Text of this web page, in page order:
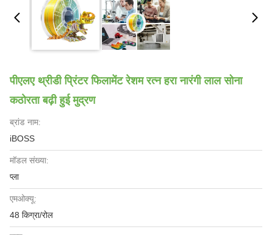
पीएलए थ्रीडी प्रिंटर फिलामेंट रेशम रत्न हरा नारंगी लाल सोना
कठोरता बढ़ी हुई मुद्रण
ब्रांड नाम:
iBOSS
मॉडल संख्या:
प्ला
एमओक्यू:
48 किग्रा/रोल